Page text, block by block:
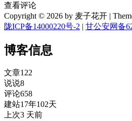
查看评论
Copyright © 2026 by 麦子花开 |
陇ICP备14000220号-2 | 甘公安网备
博客信息
文章122
说说8
评论658
建站17年102天
上次3 天前